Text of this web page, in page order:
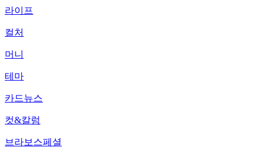
라이프
컬처
머니
테마
카드뉴스
컷&칼럼
브라보스페셜